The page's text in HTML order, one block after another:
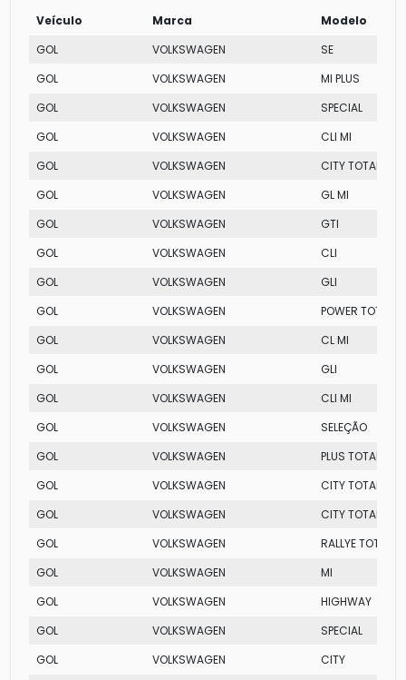
Veículo Marca
Modelo
GOL
VOLKSWAGEN
SE
GOL
VOLKSWAGEN
MI PLUS
GOL
VOLKSWAGEN
SPECIAL
GOL
VOLKSWAGEN
CLI MI
GOL
VOLKSWAGEN
CITY TOTAL FLEX
GOL
VOLKSWAGEN
GL MI
GOL
VOLKSWAGEN
GTI
GOL
VOLKSWAGEN
CLI
GOL
VOLKSWAGEN
GLI
GOL
VOLKSWAGEN
POWER TOTAL
GOL
VOLKSWAGEN
CL MI
GOL
VOLKSWAGEN
GLI
GOL
VOLKSWAGEN
CLI MI
GOL
VOLKSWAGEN
SELEÇÃO
GOL
VOLKSWAGEN
PLUS TOTAL FLEX
GOL
VOLKSWAGEN
CITY TOTAL FLEX
GOL
VOLKSWAGEN
CITY TOTAL FLEX
GOL
VOLKSWAGEN
RALLYE TOTAL
GOL
VOLKSWAGEN
MI
GOL
VOLKSWAGEN
HIGHWAY
GOL
VOLKSWAGEN
SPECIAL
GOL
VOLKSWAGEN
CITY